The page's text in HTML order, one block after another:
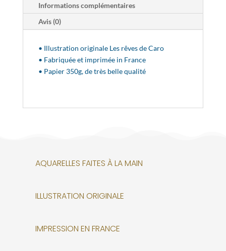
Informations complémentaires
Avis (0)
• Illustration originale Les rêves de Caro
• Fabriquée et imprimée in France
• Papier 350g, de très belle qualité
AQUARELLES FAITES À LA MAIN
ILLUSTRATION ORIGINALE
IMPRESSION EN FRANCE